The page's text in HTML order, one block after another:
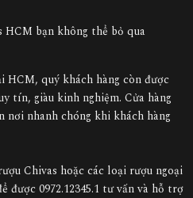
bạn không thể bỏ qua
HCM, quý khách hàng còn được
tín, giàu kinh nghiệm. Cửa hàng
nơi nhanh chóng khi khách hàng
Chivas hoặc các loại rượu ngoại
được 0972.12345.1 tư vấn và hỗ trợ